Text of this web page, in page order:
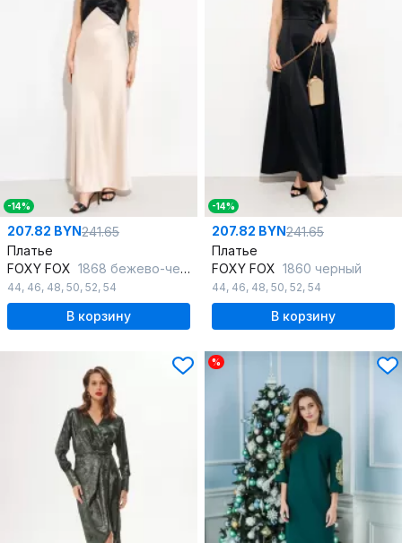
-14%
207.82 BYN241.65
Платье
FOXY FOX 1868 бежево-черный
44, 46, 48, 50, 52, 54
В корзину
-14%
207.82 BYN241.65
Платье
FOXY FOX 1860 черный
44, 46, 48, 50, 52, 54
В корзину
%